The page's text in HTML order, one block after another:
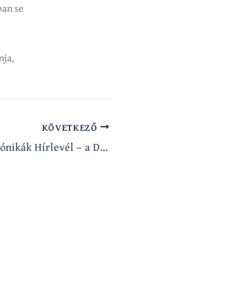
se
KÖVETKEZŐ
CXVII. (117.) Krónikák Hírlevél – a Dicsőség Havában